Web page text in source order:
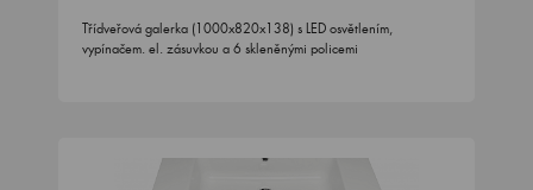
Třídveřová galerka (1000x820x138) s LED osvětlením,
vypínačem. el. zásuvkou a 6 skleněnými policemi